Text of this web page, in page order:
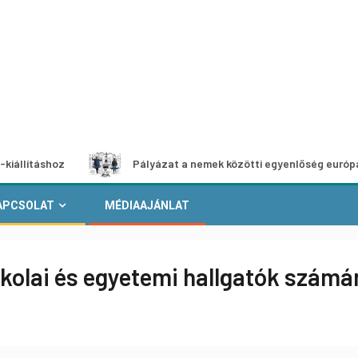
Pályázat a nemek közötti egyenlőség európai
MÉDIAAJÁNLAT
és egyetemi hallgatók